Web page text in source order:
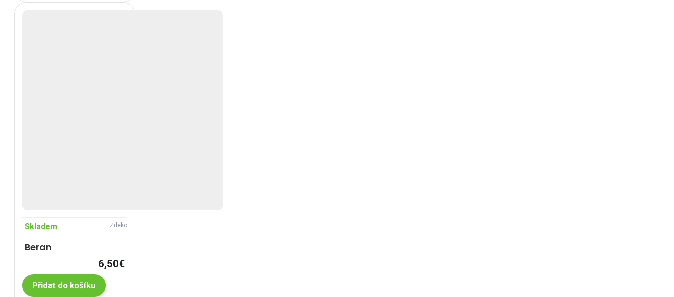
Skladem Zdeko
Beran
6,50€
Přidat do košíku